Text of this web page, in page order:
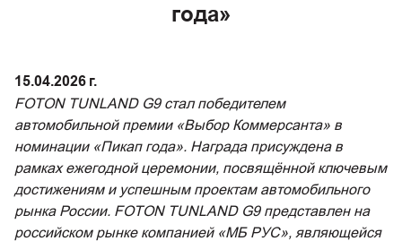
года»
15.04.2026 г.
FOTON TUNLAND G9 стал победителем
автомобильной премии «Выбор Коммерсанта» в
номинации «Пикап года». Награда присуждена в
рамках ежегодной церемонии, посвящённой ключевым
достижениям и успешным проектам автомобильного
рынка России. FOTON TUNLAND G9 представлен на
российском рынке компанией «МБ РУС», являющейся